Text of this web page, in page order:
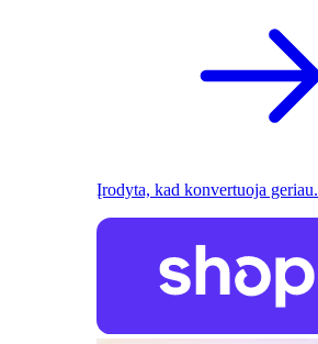
Įrodyta, kad konvertuoja geriau.